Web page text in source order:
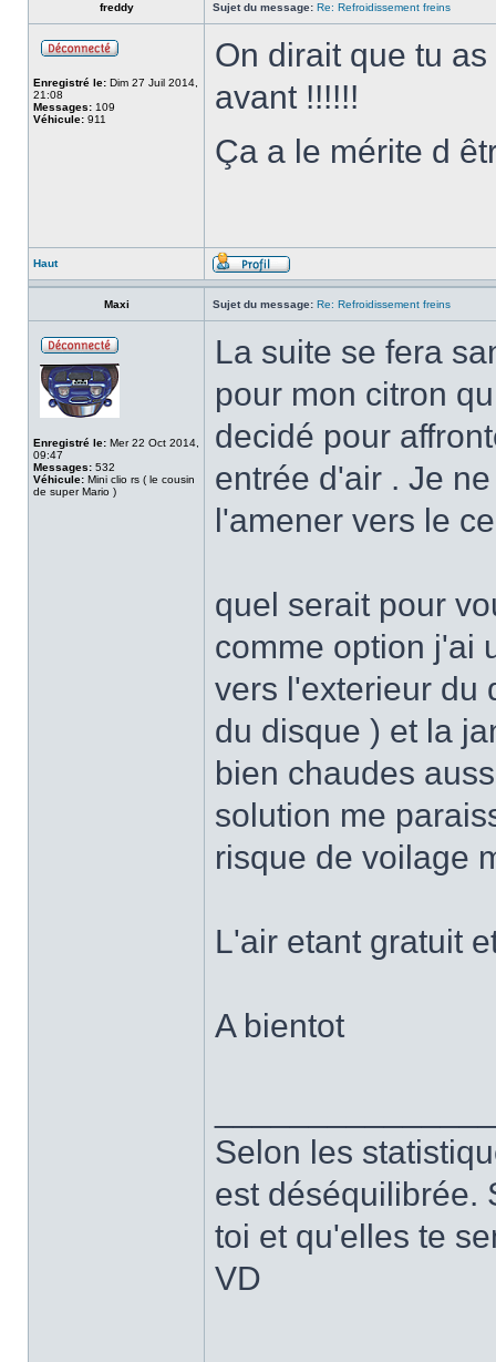
freddy Sujet du message: Re: Refroidissement freins
Enregistré le: Dim 27 Juil 2014,
21:08
Messages: 109
Véhicule: 911
On dirait que tu
avant !!!!!!
Ça a le mérite d
Haut
Maxi Sujet du message: Re: Refroidissement freins
Enregistré le: Mer 22 Oct 2014,
09:47
Messages: 532
Véhicule: Mini clio rs ( le cousin
de super Mario )
La suite se fera
pour mon citron
decidé pour
entrée d'air . Je
l'amener vers le
quel serait pour
comme option j'ai
vers l'exterieur du
du disque ) et la
bien chaudes
solution me
risque de voilage
L'air etant gratuit
A bientot
Selon les
est déséquilibrée.
toi et qu'elles te
VD